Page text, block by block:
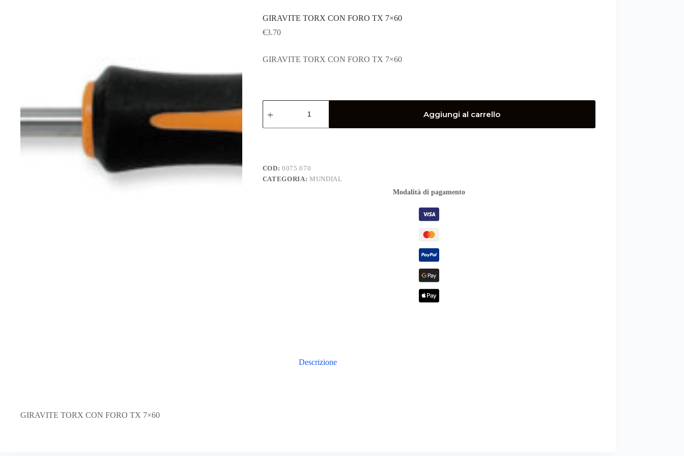
GIRAVITE TORX CON FORO TX 7×60
€3.70
GIRAVITE TORX CON FORO TX 7×60
GIRAVITE
TORX
FORO
Aggiungi al carrello
COD:0075.070
CATEGORIA: MUNDIAL
Modalità di pagamento
Descrizione
GIRAVITE TORX CON FORO TX 7×60